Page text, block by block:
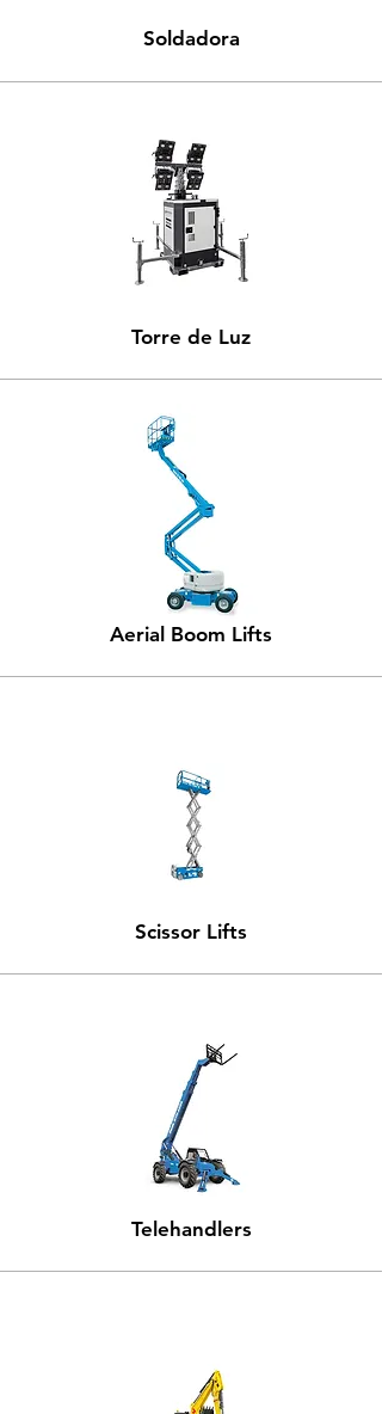
Soldadora
Torre de Luz
Aerial Boom Lifts
Scissor Lifts
Telehandlers